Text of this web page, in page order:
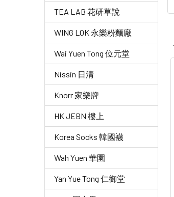
TEA LAB 花研草說
WING LOK 永樂粉麵廠
Wai Yuen Tong 位元堂
Nissin 日清
Knorr 家樂牌
HK JEBN 樓上
Korea Socks 韓國襪
Wah Yuen 華園
Yan Yue Tong 仁御堂